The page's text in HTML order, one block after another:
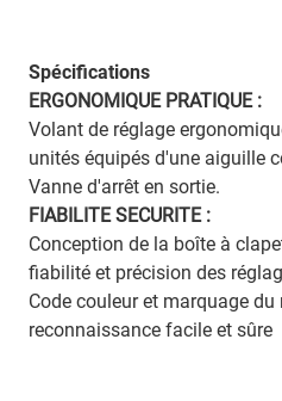
Spécifications
ERGONOMIQUE PRATIQUE:
Volant de réglage
unités équipés d'une aiguille
Vanne d'arrêt en sortie.
FIABILITE SECURITE :
Conception de la boîte à
fiabilité et précision des
Code couleur et marquage
reconnaissance facile et sûre